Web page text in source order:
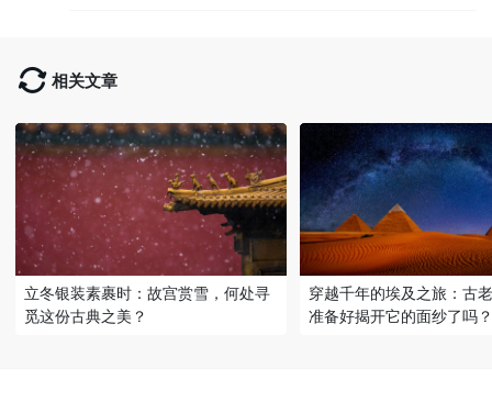
相关文章
立冬银装素裹时：故宫赏雪，何处寻
觅这份古典之美？
穿越千年的埃及之旅：古
准备好揭开它的面纱了吗